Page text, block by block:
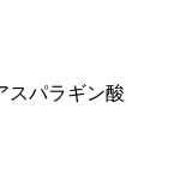
スパラギン酸